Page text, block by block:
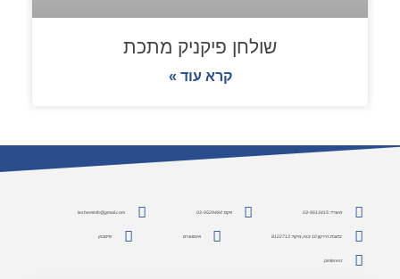
שולחן פיקניק מתכת
קרא עוד »
משרד: 03-9613415 פקס: 03-9529484 lesheminfo@gmail.com
כתובת: הירקון 10 יבנה, מיקוד 8122713 אינסטגרם פייסבוק
pinterest